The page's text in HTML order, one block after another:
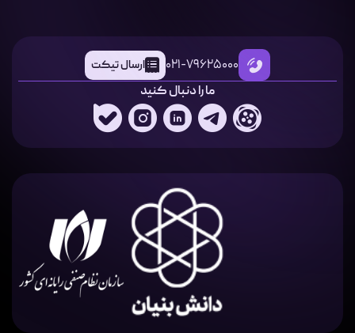
021-79625000 ارسال تیکت
ما را دنبال کنید